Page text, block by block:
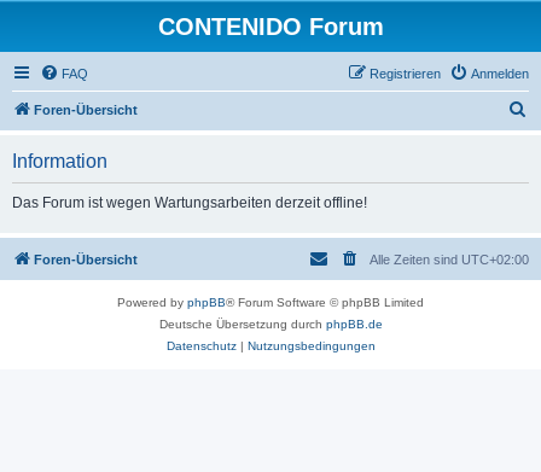
CONTENIDO Forum
FAQ Anmelden
Registrieren
Foren-Übersicht
Information
Das Forum ist wegen Wartungsarbeiten derzeit offline!
Foren-Übersicht Alle Zeiten sind UTC+02:00
Powered by phpBB® Forum Software © phpBB Limited
Deutsche Übersetzung durch phpBB.de
Datenschutz| Nutzungsbedingungen